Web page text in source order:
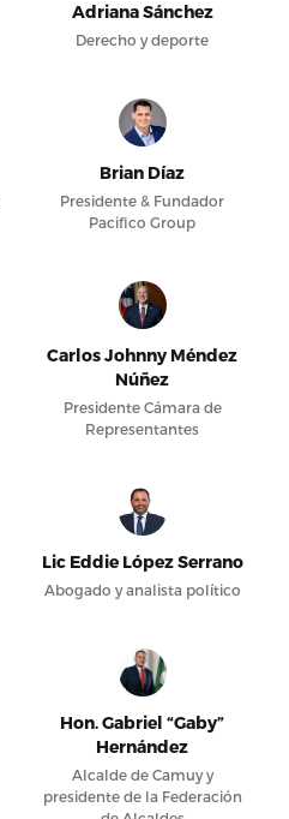
Adriana Sánchez
Derecho y deporte
Brian Díaz
Presidente & Fundador
Pacifico Group
Carlos Johnny Méndez
Núñez
Presidente Cámara de
Representantes
Lic Eddie López Serrano
Abogado y analista político
Hon. Gabriel “Gaby”
Hernández
Alcalde de Camuy y
presidente de la Federación